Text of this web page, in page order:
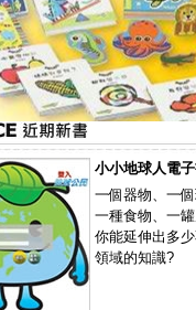
小小地球人電
一個器物、一
一種食物、一
你能延伸出多
領域的知識?